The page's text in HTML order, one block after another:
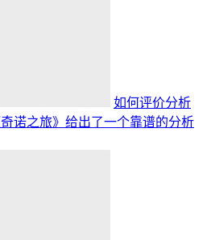
如何评价分析
奇诺之旅》给出了一个靠谱的分析